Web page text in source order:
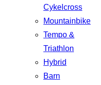
Cykelcross
Mountainbike
Tempo &
Triathlon
Hybrid
Barn